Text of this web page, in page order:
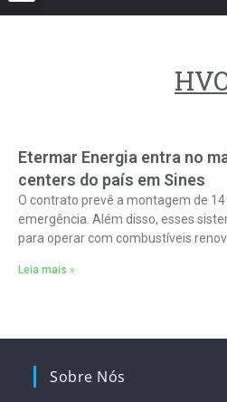
Etermar Energia entra no
centers do país em Sines
O contrato prevê a montagem de
emergência. Além disso, esses
para operar com combustíveis
Leia mais »
Sobre Nós